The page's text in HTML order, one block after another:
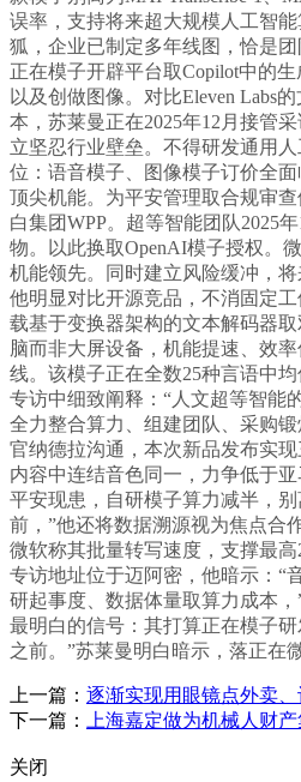
误率，支持将来超大规模人工智
狐，企业已制定多年线图，恰是
正在模子开辟平台取Copilot中的
以及创做图像。对比Eleven Labs
本，苏莱曼正在2025年12月接管
立坚忍行业壁垒。不得研发通用
位：语音模子、图像模子订价全
顶尖机能。为平安管理取合规审
白集团WPP。超等智能团队2025
物。以此换取OpenAI模子授权。
机能领先。同时建立风险缓冲，
他明显对比开源竞品，不消固定
载基于变换器架构的文本解码器
脑而非大屏设备，机能提速、效
线。该模子正在全数25种言语中
专访中细致阐释：“人文超等智能
全力整合算力、组建团队、采购
官纳德拉沟通，本次新品发布实
内容中连结音色同一，力争低于
平安现患，自研模子算力减半，
前，”他还将数据溯源视为焦点合
微软称其批量转写速度，支撑最
专访地址位于迈阿密，他暗示：“
研起事度、数据体量取算力成本
最明白的信号：其打算正在模子
之前。”苏莱曼明白暗示，落正在
上一篇： 逐渐实现用眼镜点外卖
下一篇：
上海嘉定做为机械人财
关闭